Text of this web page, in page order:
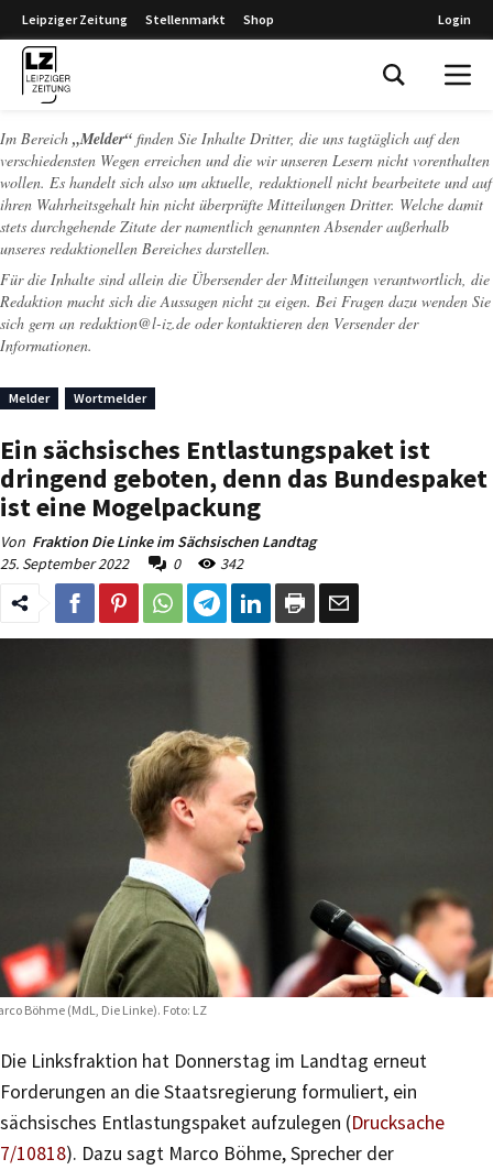
Leipziger Zeitung Stellenmarkt Shop Login
Im Bereich „Melder“ finden Sie Inhalte Dritter, die uns tagtäglich auf den
verschiedensten Wegen erreichen und die wir unseren Lesern nicht vorenthalten
wollen. Es handelt sich also um aktuelle, redaktionell nicht bearbeitete und auf
ihren Wahrheitsgehalt hin nicht überprüfte Mitteilungen Dritter. Welche damit
stets durchgehende Zitate der namentlich genannten Absender außerhalb
unseres redaktionellen Bereiches darstellen.
Für die Inhalte sind allein die Übersender der Mitteilungen verantwortlich, die
Redaktion macht sich die Aussagen nicht zu eigen. Bei Fragen dazu wenden Sie
sich gern an redaktion@l-iz.de oder kontaktieren den Versender der
Informationen.
Melder Wortmelder
Ein sächsisches Entlastungspaket ist
dringend geboten, denn das Bundespaket
ist eine Mogelpackung
Von Fraktion Die Linke im Sächsischen Landtag
25. September 2022
0 342
Böhme (MdL, Die Linke). Foto: LZ
Die Linksfraktion hat Donnerstag im Landtag erneut
Forderungen an die Staatsregierung formuliert, ein
sächsisches Entlastungspaket aufzulegen (Drucksache
7/10818). Dazu sagt Marco Böhme, Sprecher der